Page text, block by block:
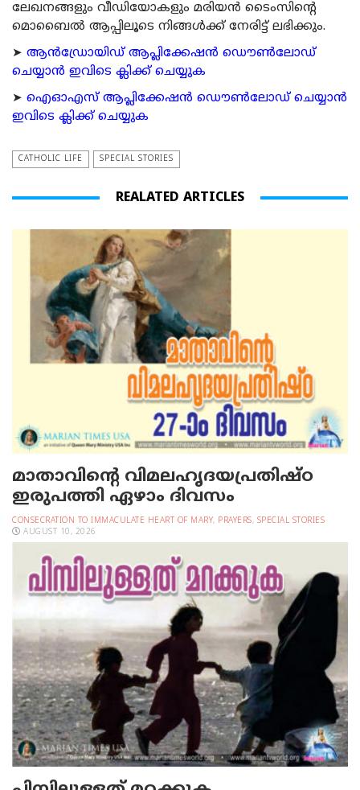
ലേഖനങ്ങളും വീഡിയോകളും മരിയന്‍ ടൈംസിന്റെ
മൊബൈല്‍ ആപ്പിലൂടെ നിങ്ങള്‍ക്ക് നേരിട്ട് ലഭിക്കും.
➤ ആന്‍ഡ്രോയിഡ് ആപ്ലിക്കേഷന്‍ ഡൌണ്‍ലോഡ്
ചെയ്യാന്‍ ഇവിടെ ക്ലിക്ക് ചെയ്യുക
➤ ഐഓഎസ് ആപ്ലിക്കേഷന്‍ ഡൌണ്‍ലോഡ് ചെയ്യാന്‍
ഇവിടെ ക്ലിക്ക് ചെയ്യുക
CATHOLIC LIFE SPECIAL STORIES
REALATED ARTICLES
മാതാവിന്റെ വിമലഹൃദയപ്രതിഷ്ഠ
ഇരുപത്തി ഏഴാം ദിവസം
CONSECRATION TO IMMACULATE HEART OF MARY, PRAYERS, SPECIAL STORIES
AUGUST 10, 2026